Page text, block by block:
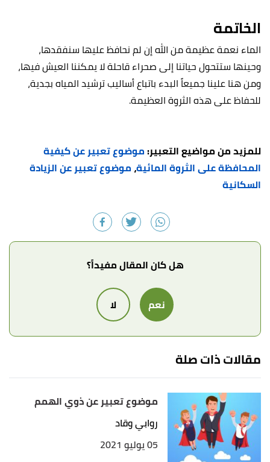
الخاتمة
الماء نعمة عظيمة من الله إن لم نحافظ عليها سنفقدها،
وحينها ستتحول حياتنا إلى صحراء قاحلة لا يمكننا العيش فيها،
ومن هنا علينا جميعاً البدء باتباع أساليب ترشيد المياه بجدية،
للحفاظ على هذه الثروة العظيمة.
للمزيد من مواضيع التعبير:موضوع تعبير عن كيفية
المحافظة على الثروة المائية،موضوع تعبير عن الزيادة
السكانية
هل كان المقال مفيداً؟
نعم لا
مقالات ذات صلة
موضوع تعبير عن ذوي الهمم
روابي وقاد
05 يوليو 2021